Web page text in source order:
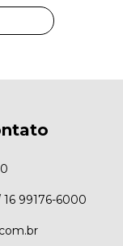
16 99176-6000